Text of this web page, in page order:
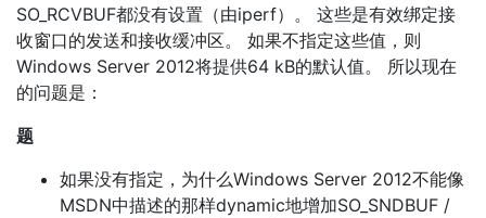
SO_RCVBUF都没有设置（由iperf）。 这些是有效绑定接
收窗口的发送和接收缓冲区。 如果不指定这些值，则
Windows Server 2012将提供64 kB的默认值。 所以现在
的问题是：
题
如果没有指定，为什么Windows Server 2012不能像
MSDN中描述的那样dynamic地增加SO_SNDBUF /